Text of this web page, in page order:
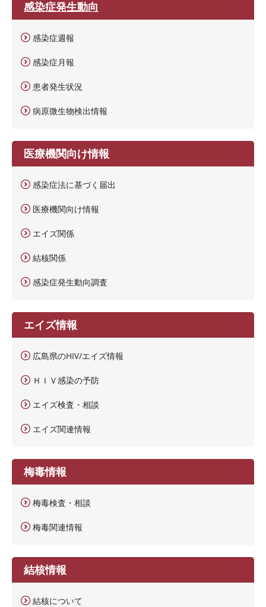
感染症発生動向
感染症週報
感染症月報
患者発生状況
病原微生物検出情報
医療機関向け情報
感染症法に基づく届出
医療機関向け情報
エイズ関係
結核関係
感染症発生動向調査
エイズ情報
広島県のHIV/エイズ情報
ＨＩＶ感染の予防
エイズ検査・相談
エイズ関連情報
梅毒情報
梅毒検査・相談
梅毒関連情報
結核情報
結核について